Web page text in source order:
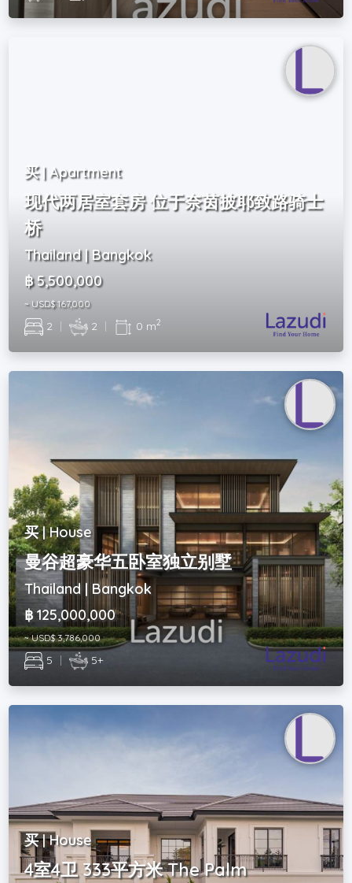
买 | Apartment
现代两居室套房 位于奈茵披耶致路骑士
桥
Thailand | Bangkok
฿ 5,500,000
~ USD$ 167,000
2 | 2 | 0 m2
买 | House
曼谷超豪华五卧室独立别墅
Thailand | Bangkok
฿ 125,000,000
~ USD$ 3,786,000
5 | 5+
买 | House
4室4卫 333平方米 The Palm